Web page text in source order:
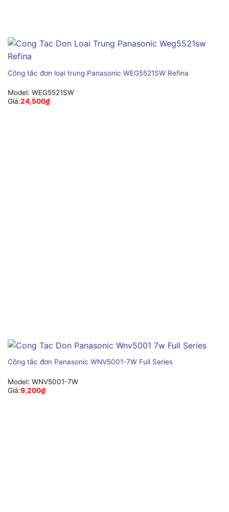
Công tắc đơn loại trung Panasonic WEG5521SW Refina
Model: WEG5521SW
Giá:24,500₫
Công tắc đơn Panasonic WNV5001-7W Full Series
Model: WNV5001-7W
Giá:9,200₫